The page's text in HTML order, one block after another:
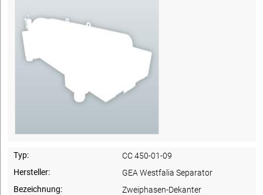
Typ:
CC 450-01-09
Hersteller:
GEA Westfalia Separator
Bezeichnung:
Zweiphasen-Dekanter